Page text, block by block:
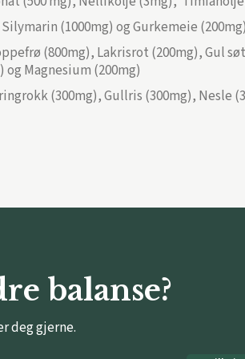
(1000mg) og Gurkemeie
(800mg), Lakrisrot (200mg), Gul
Magnesium (200mg)
(300mg), Gullris (300mg), Nesle
balanse?
deg gjerne.